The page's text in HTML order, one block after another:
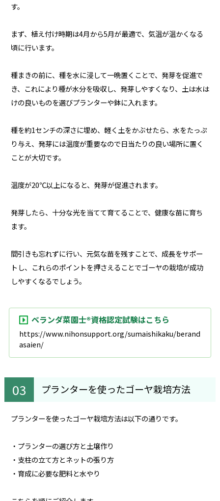
す。
まず、植え付け時期は4月から5月が最適で、気温が温かくなる
頃に行います。
種まきの前に、種を水に浸して一晩置くことで、発芽を促進で
き、これにより種が水分を吸収し、発芽しやすくなり、土は水は
けの良いものを選びプランターや鉢に入れます。
種を約1センチの深さに埋め、軽く土をかぶせたら、水をたっぷ
り与え、発芽には温度が重要なので日当たりの良い場所に置く
ことが大切です。
温度が20℃以上になると、発芽が促進されます。
発芽したら、十分な光を当てて育てることで、健康な苗に育ち
ます。
間引きも忘れずに行い、元気な苗を残すことで、成長をサポー
トし、これらのポイントを押さえることでゴーヤの栽培が成功
しやすくなるでしょう。
ベランダ菜園士®資格認定試験はこちら
https://www.nihonsupport.org/sumaishikaku/berand
asaien/
プランターを使ったゴーヤ栽培方法
プランターを使ったゴーヤ栽培方法は以下の通りです。
・プランターの選び方と土壌作り
・支柱の立て方とネットの張り方
・育成に必要な肥料と水やり